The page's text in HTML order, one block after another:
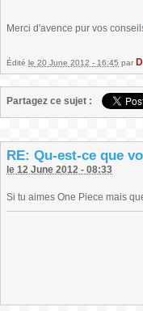
Merci d'avence pur vos
Édité le 20 June 2012 - 16:45 par
Partagez ce sujet :
RE: Qu-est-ce que
le 12 June 2012 - 08:33
Si tu aimes One Piece mais